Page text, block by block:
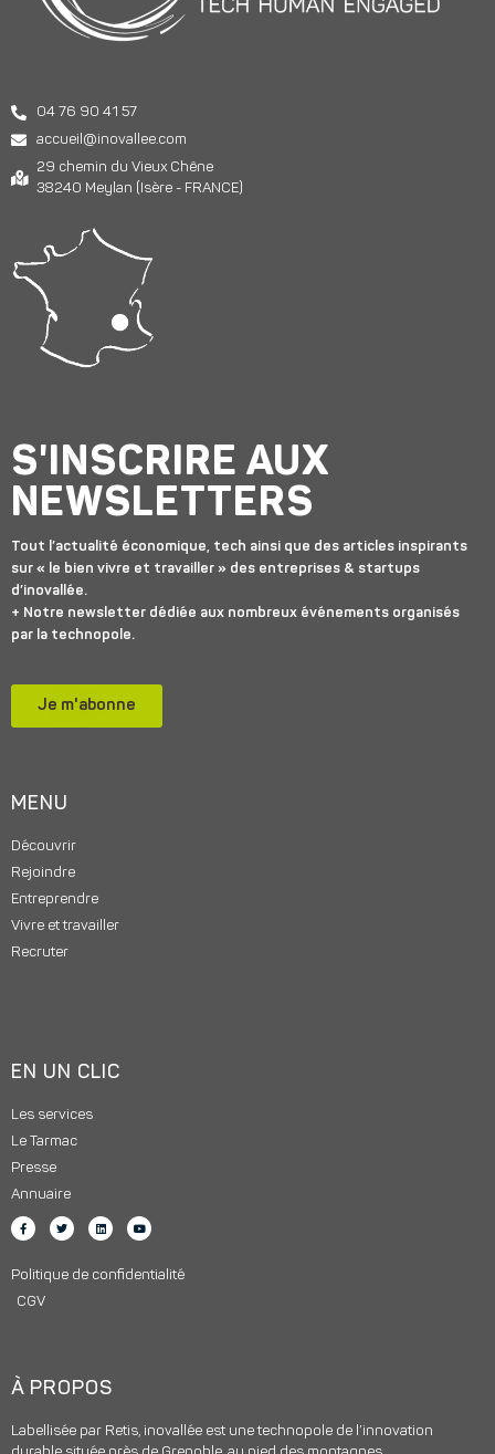
04 76 90 41 57
accueil@inovallee.com
29 chemin du Vieux Chêne
38240 Meylan (Isère - FRANCE)
S'INSCRIRE AUX
NEWSLETTERS
Tout l’actualité économique, tech ainsi que des articles inspirants
sur « le bien vivre et travailler » des entreprises & startups
d’inovallée.
+ Notre newsletter dédiée aux nombreux événements organisés
par la technopole.
Je m'abonne
MENU
Découvrir
Rejoindre
Entreprendre
Vivre et travailler
Recruter
EN UN CLIC
Les services
Le Tarmac
Presse
Annuaire
Politique de confidentialité
CGV
À PROPOS
Labellisée par Retis, inovallée est une technopole de l’innovation